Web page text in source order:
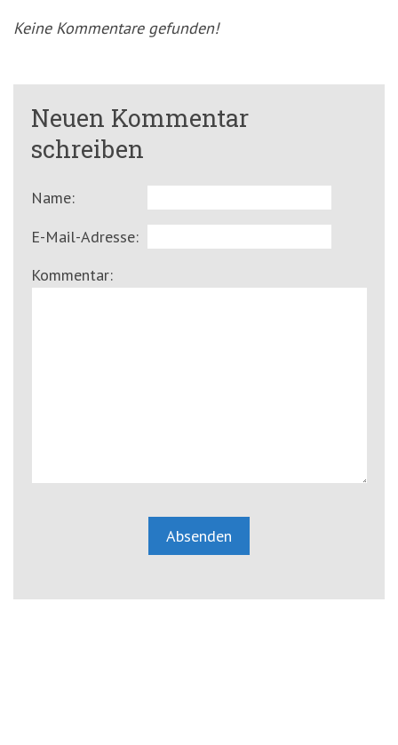
Keine Kommentare gefunden!
Neuen Kommentar
schreiben
Name:
E-Mail-Adresse:
Kommentar: